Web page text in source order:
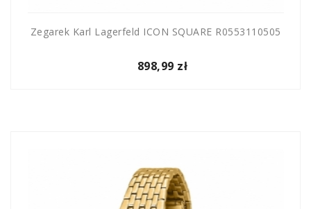
Zegarek Karl Lagerfeld ICON SQUARE R0553110505
898,99 zł